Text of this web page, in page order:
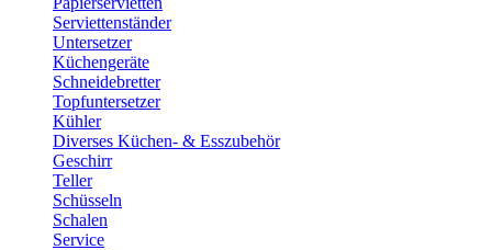
Serviettenständer
Untersetzer
Küchengeräte
Schneidebretter
Topfuntersetzer
Kühler
Diverses Küchen- & Esszubehör
Geschirr
Teller
Schüsseln
Schalen
Service